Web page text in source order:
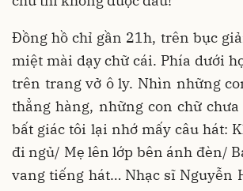
Đồng hồ chỉ gần 21h, trên bục
miệt mài dạy chữ cái. Phía dưới
trên trang vở ô ly. Nhìn những
thẳng hàng, những con chữ
bất giác tôi lại nhớ mấy câu hát:
đi ngủ/ Mẹ lên lớp bên ánh đèn/
vang tiếng hát… Nhạc sĩ Nguyễn